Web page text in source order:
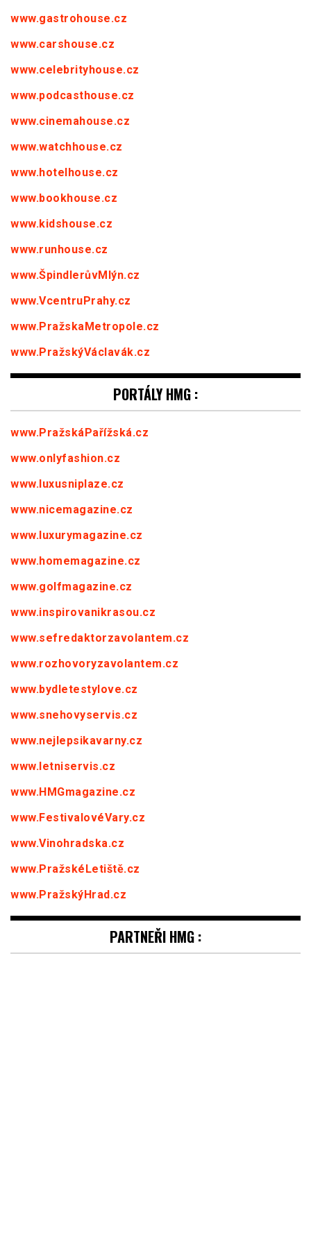
www.gastrohouse.cz
www.carshouse.cz
www.celebrityhouse.cz
www.podcasthouse.cz
www.cinemahouse.cz
www.watchhouse.cz
www.hotelhouse.cz
www.bookhouse.cz
www.kidshouse.cz
www.runhouse.cz
www.ŠpindlerůvMlýn.cz
www.VcentruPrahy.cz
www.PražskaMetropole.cz
www.PražskýVáclavák.cz
PORTÁLY HMG :
www.PražskáPařížská.cz
www.onlyfashion.cz
www.luxusniplaze.cz
www.nicemagazine.cz
www.luxurymagazine.cz
www.homemagazine.cz
www.golfmagazine.cz
www.inspirovanikrasou.cz
www.sefredaktorzavolantem.cz
www.rozhovoryzavolantem.cz
www.bydletestylove.cz
www.snehovyservis.cz
www.nejlepsikavarny.cz
www.letniservis.cz
www.HMGmagazine.cz
www.FestivalovéVary.cz
www.Vinohradska.cz
www.PražskéLetiště.cz
www.PražskýHrad.cz
PARTNEŘI HMG :